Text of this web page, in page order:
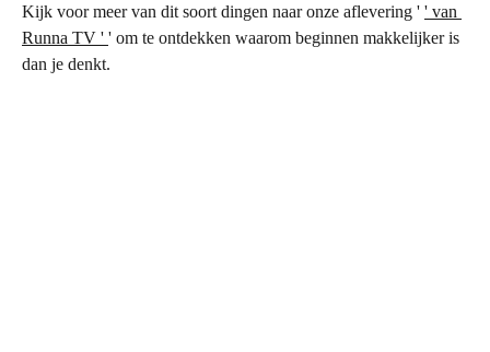
Kijk voor meer van dit soort dingen naar onze aflevering ' ' van
Runna TV ' ' om te ontdekken waarom beginnen makkelijker is
dan je denkt.